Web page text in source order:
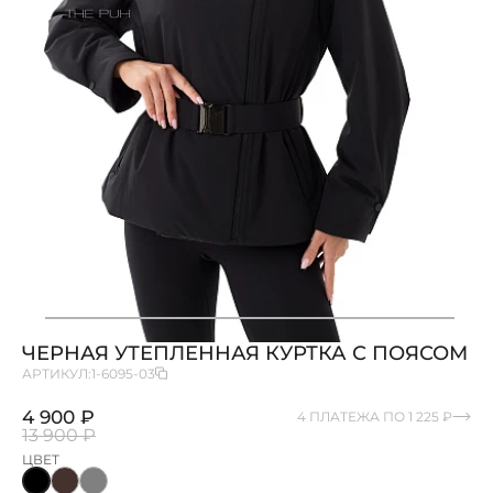
ЧЕРНАЯ УТЕПЛЕННАЯ КУРТКА С ПОЯСОМ
АРТИКУЛ:1-6095-03
4 900 ₽
13 900 ₽
4 ПЛАТЕЖА ПО 1 225 ₽
ЦВЕТ